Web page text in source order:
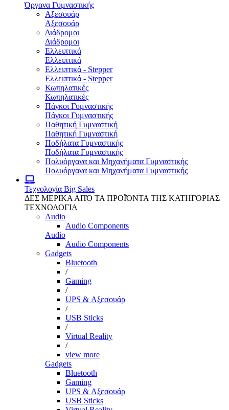
Όργανα Γυμναστικής
Αξεσουάρ
Αξεσουάρ
Διάδρομοι
Διάδρομοι
Ελλειπτικά
Ελλειπτικά
Ελλειπτικά - Stepper
Ελλειπτικά - Stepper
Κωπηλατικές
Κωπηλατικές
Πάγκοι Γυμναστικής
Πάγκοι Γυμναστικής
Παθητική Γυμναστική
Παθητική Γυμναστική
Ποδήλατα Γυμναστικής
Ποδήλατα Γυμναστικής
Πολυόργανα και Μηχανήματα Γυμναστικής
Πολυόργανα και Μηχανήματα Γυμναστικής
Τεχνολογία Big Sales
ΔΕΣ ΜΕΡΙΚΑ ΑΠΌ ΤΑ ΠΡΟΪΌΝΤΑ ΤΗΣ ΚΑΤΗΓΟΡΙΑΣ
ΤΕΧΝΟΛΟΓΙΑ
Audio
Audio Components
Audio
Audio Components
Gadgets
Bluetooth
/
Gaming
/
UPS & Αξεσουάρ
/
USB Sticks
/
Virtual Reality
/
view more
Gadgets
Bluetooth
Gaming
UPS & Αξεσουάρ
USB Sticks